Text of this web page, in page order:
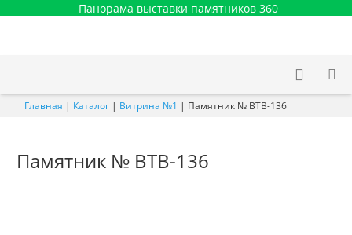
Панорама выставки памятников 360
Главная | Каталог | Витрина №1 | Памятник № ВТВ-136
Памятник № ВТВ-136